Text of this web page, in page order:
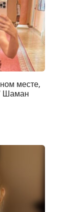
месте,
Шаман